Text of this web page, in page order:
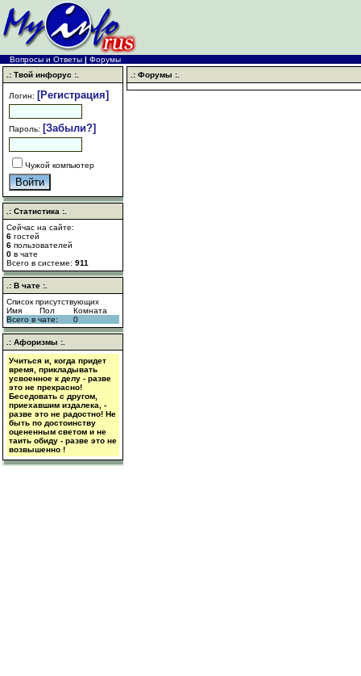
Вопросы и Ответы | Форумы
.: Твой инфорус :.
Логин: [Регистрация]
Пароль: [Забыли?]
Чужой компьютер
.: Статистика :.
Сейчас на сайте:
6 гостей
6 пользователей
0 в чате
Всего в системе: 911
.: В чате :.
Список присутствующих
Имя
Пол
Комната
Всего в чате:
0
.: Афоризмы :.
Учиться и, когда придет
время, прикладывать
усвоенное к делу - разве
это не прекрасно!
Беседовать с другом,
приехавшим издалека, -
разве это не радостно! Не
быть по достоинству
оцененным светом и не
таить обиду - разве это не
возвышенно !
.: Форумы :.